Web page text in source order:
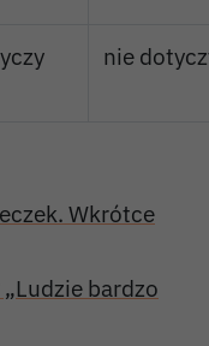
nie
Wkrótce
bardzo